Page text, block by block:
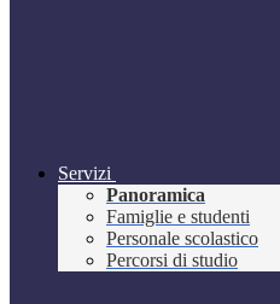
Servizi
Panoramica
Famiglie e studenti
Personale scolastico
Percorsi di studio